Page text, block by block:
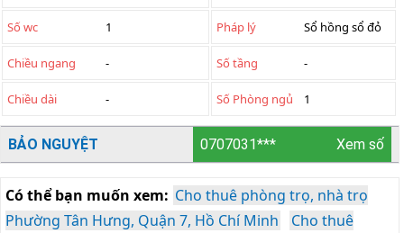
Số wc 1 Pháp lý Sổ hồng sổ đỏ
Chiều ngang - Số tầng -
Chiều dài - Số Phòng ngủ 1
BẢO NGUYỆT 0707031*** Xem số
Có thể bạn muốn xem: Cho thuê phòng trọ, nhà trọ
Phường Tân Hưng, Quận 7, Hồ Chí Minh
Cho thuê